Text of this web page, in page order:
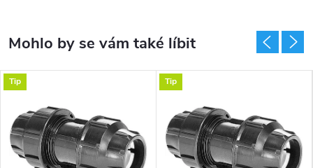
Tip Tip